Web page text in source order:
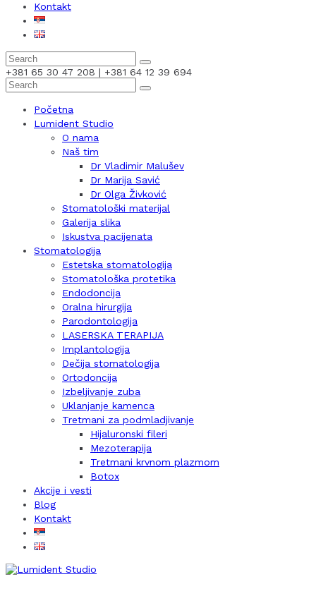
Kontakt
+381 65 30 47 208 | +381 64 12 39 694
Početna
Lumident Studio
O nama
Naš tim
Dr Vladimir Malušev
Dr Marija Savić
Dr Olga Živković
Stomatološki materijal
Galerija slika
Iskustva pacijenata
Stomatologija
Estetska stomatologija
Stomatološka protetika
Endodoncija
Oralna hirurgija
Parodontologija
LASERSKA TERAPIJA
Implantologija
Dečija stomatologija
Ortodoncija
Izbeljivanje zuba
Uklanjanje kamenca
Tretmani za podmladjivanje
Hijaluronski fileri
Mezoterapija
Tretmani krvnom plazmom
Botox
Akcije i vesti
Blog
Kontakt